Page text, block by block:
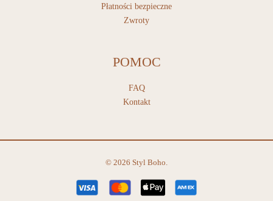
Płatności bezpieczne
Zwroty
POMOC
FAQ
Kontakt
© 2026 Styl Boho.